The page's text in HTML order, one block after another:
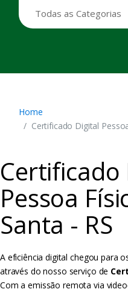
a
r
:
Home
Certificado Digital
Certificado
Pessoa
Santa - RS
A eficiência digital chegou para
através do nosso serviço de
Com a emissão remota via